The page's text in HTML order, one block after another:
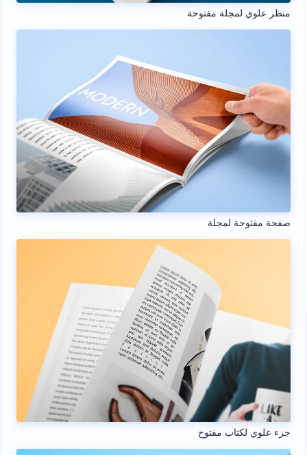
منظر علوي لمجلة مفتوحة
صفحة مقتوحة لمجلة
جزء علوي لكتاب مفتوح